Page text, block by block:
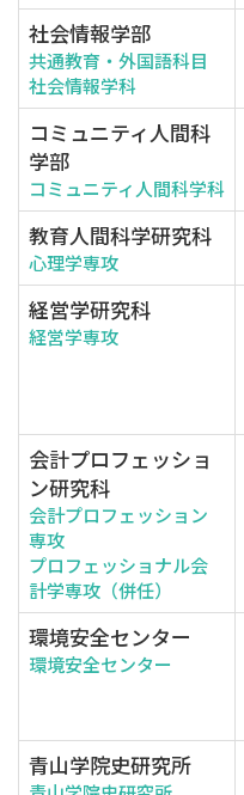
社会情報学部
共通教育・外国語科目
社会情報学科
コミュニティ人間科
学部
コミュニティ人間科学科
教育人間科学研究科
心理学専攻
経営学研究科
経営学専攻
会計プロフェッショ
ン研究科
会計プロフェッション
専攻
プロフェッショナル会
計学専攻（併任）
環境安全センター
環境安全センター
青山学院史研究所